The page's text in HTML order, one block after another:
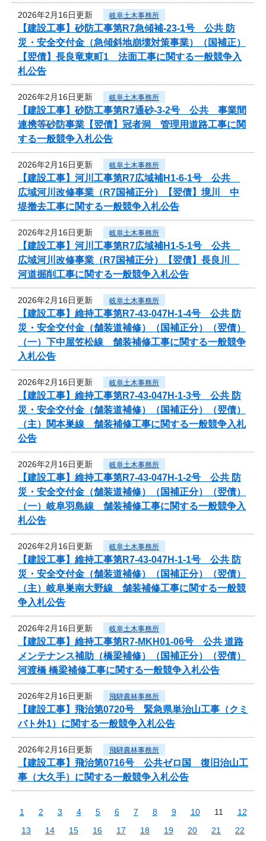
2026年2月16日更新 岐阜土木事務所
【建設工事】砂防工事第R7急傾補-23-1号 公共 防
災・安全交付金（急傾斜地崩壊対策事業）（国補正）
【翌債】長良竜東町1 法面工事に関する一般競争入
札公告
2026年2月16日更新 岐阜土木事務所
【建設工事】砂防工事第R7通砂-3-2号 公共 事業間
連携等砂防事業【翌債】冠者洞 管理用道路工事に関
する一般競争入札公告
2026年2月16日更新 岐阜土木事務所
【建設工事】河川工事第R7広域補H1-6-1号 公共
広域河川改修事業（R7国補正分）【翌債】境川 中
堤撤去工事に関する一般競争入札公告
2026年2月16日更新 岐阜土木事務所
【建設工事】河川工事第R7広域補H1-5-1号 公共
広域河川改修事業（R7国補正分）【翌債】長良川
河道掘削工事に関する一般競争入札公告
2026年2月16日更新 岐阜土木事務所
【建設工事】維持工事第R7-43-047H-1-4号 公共 防
災・安全交付金（舗装道補修）（国補正分）（翌債）
（一）下中屋笠松線 舗装補修工事に関する一般競争
入札公告
2026年2月16日更新 岐阜土木事務所
【建設工事】維持工事第R7-43-047H-1-3号 公共 防
災・安全交付金（舗装道補修）（国補正分）（翌債）
（主）関本巣線 舗装補修工事に関する一般競争入札
公告
2026年2月16日更新 岐阜土木事務所
【建設工事】維持工事第R7-43-047H-1-2号 公共 防
災・安全交付金（舗装道補修）（国補正分）（翌債）
（一）岐阜羽島線 舗装補修工事に関する一般競争入
札公告
2026年2月16日更新 岐阜土木事務所
【建設工事】維持工事第R7-43-047H-1-1号 公共 防
災・安全交付金（舗装道補修）（国補正分）（翌債）
（主）岐阜巣南大野線 舗装補修工事に関する一般競
争入札公告
2026年2月16日更新 岐阜土木事務所
【建設工事】維持工事第R7-MKH01-06号 公共 道路
メンテナンス補助（橋梁補修）（国補正分）（翌債）
河渡橋 橋梁補修工事に関する一般競争入札公告
2026年2月16日更新 飛騨農林事務所
【建設工事】飛治第0720号 緊急県単治山工事（クミ
バト外1）に関する一般競争入札公告
2026年2月16日更新 飛騨農林事務所
【建設工事】飛治第0716号 公共ゼロ国 復旧治山工
事（大久手）に関する一般競争入札公告
1 2 3 4 5 6 7 8 9 10 11
12
13
14 15 16 17 18 19 20 21
22